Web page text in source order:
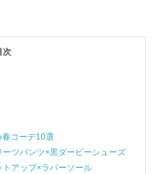
次
コーデ10選
ツパンツ×黒ダービーシューズ
アップ×ラバーソール